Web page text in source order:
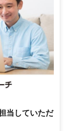
当していただ